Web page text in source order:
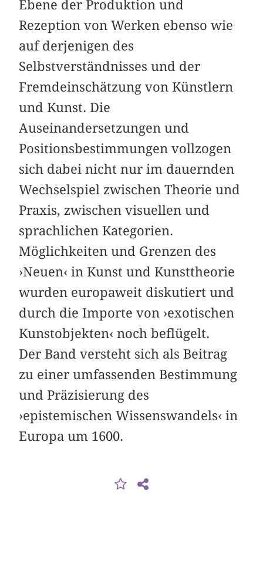
Ebene der Produktion und
Rezeption von Werken ebenso wie
auf derjenigen des
Selbstverständnisses und der
Fremdeinschätzung von Künstlern
und Kunst. Die
Auseinandersetzungen und
Positionsbestimmungen vollzogen
sich dabei nicht nur im dauernden
Wechselspiel zwischen Theorie und
Praxis, zwischen visuellen und
sprachlichen Kategorien.
Möglichkeiten und Grenzen des
›Neuen‹ in Kunst und Kunsttheorie
wurden europaweit diskutiert und
durch die Importe von ›exotischen
Kunstobjekten‹ noch beflügelt.
Der Band versteht sich als Beitrag
zu einer umfassenden Bestimmung
und Präzisierung des
›epistemischen Wissenswandels‹ in
Europa um 1600.